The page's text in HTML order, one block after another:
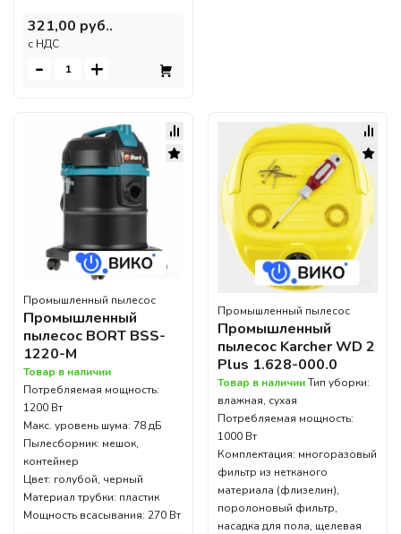
321,00 руб..
c НДС
- +
Промышленный пылесос
Промышленный
пылесос BORT BSS-
1220-M
Товар в наличии
Потребляемая мощность:
1200 Вт
Макс. уровень шума: 78 дБ
Пылесборник: мешок,
контейнер
Цвет: голубой, черный
Материал трубки: пластик
Мощность всасывания: 270 Вт
Промышленный пылесос
Промышленный
пылесос Karcher WD 2
Plus 1.628-000.0
Товар в наличииТип уборки:
влажная, сухая
Потребляемая мощность:
1000 Вт
Комплектация: многоразовый
фильтр из нетканого
материала (флизелин),
поролоновый фильтр,
насадка для пола, щелевая